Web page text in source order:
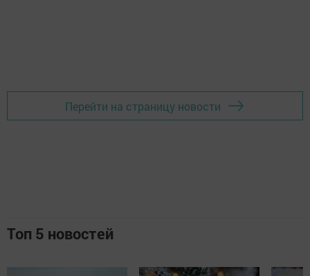
Перейти на страницу новости
Топ 5 новостей